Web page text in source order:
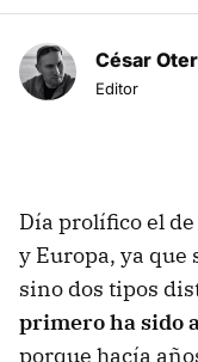
César
Editor
Día prolífico el
y Europa, ya que
sino dos tipos
primero ha sido
porque hacía